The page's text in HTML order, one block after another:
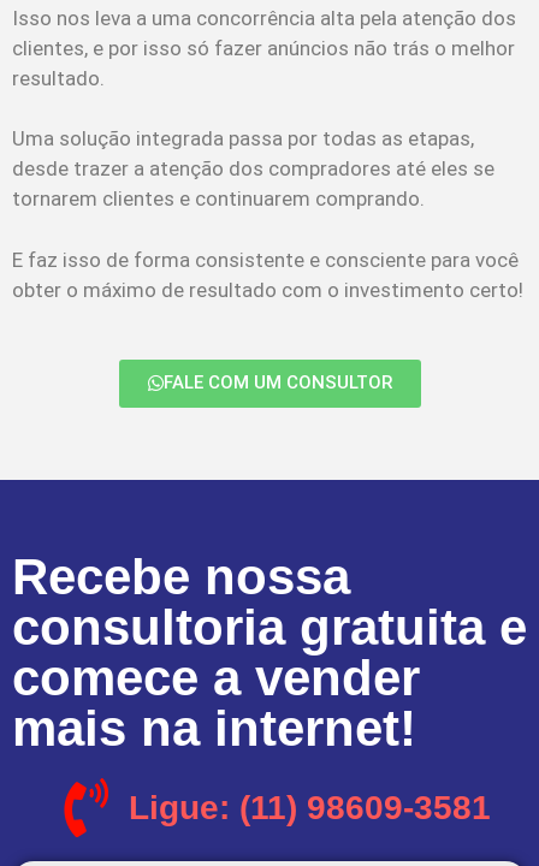
Isso nos leva a uma concorrência alta pela atenção dos
clientes, e por isso só fazer anúncios não trás o melhor
resultado.
Uma solução integrada passa por todas as etapas,
desde trazer a atenção dos compradores até eles se
tornarem clientes e continuarem comprando.
E faz isso de forma consistente e consciente para você
obter o máximo de resultado com o investimento certo!
FALE COM UM CONSULTOR
Recebe nossa
consultoria gratuita e
comece a vender
mais na internet!
Ligue: (11) 98609-3581